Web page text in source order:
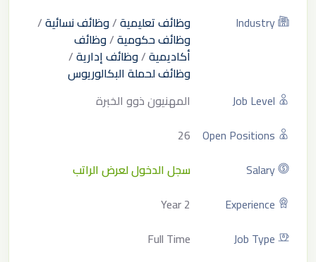
Industry وظائف تعليمية/وظائف نسائية/
وظائف حكومية/وظائف
أكاديمية/وظائف إدارية/
وظائف لحملة البكالوريوس
Job Level
المهنيون ذوو الخبرة
Open Positions
26
Salary
سجل الدخول لعرض الراتب
Experience
2 Year
Job Type
Full Time